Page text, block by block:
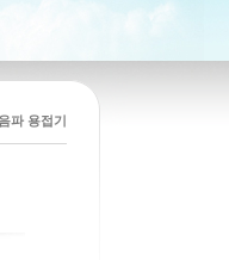
파 용접기